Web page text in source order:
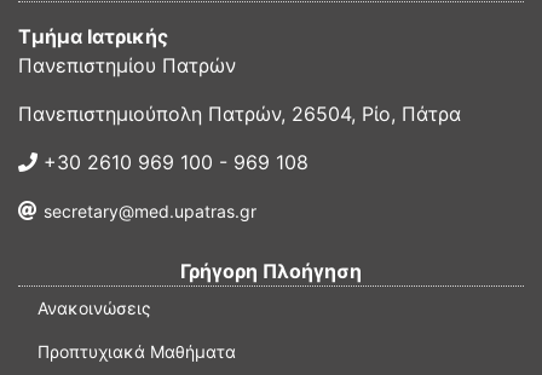
Τμήμα Ιατρικής
Πανεπιστημίου Πατρών
Πανεπιστημιούπολη Πατρών, 26504, Ρίο, Πάτρα
+30 2610 969 100 - 969 108
secretary@med.upatras.gr
Γρήγορη Πλοήγηση
Ανακοινώσεις
Προπτυχιακά Μαθήματα